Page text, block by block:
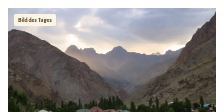
Bild des Tages